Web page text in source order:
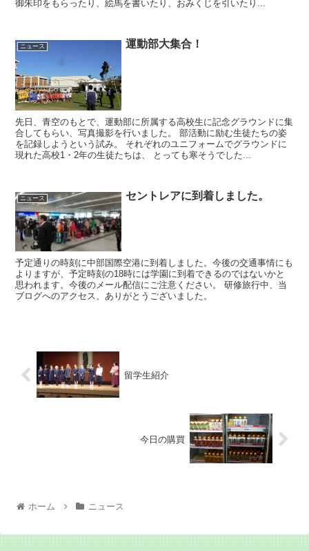
御朱印をもらったり、絵馬を書いたり、おみくじを引いたり...
ニュース 運動部大集合！
先日、青空のもとで、運動部に所属する高校生に記念グラウンドに集
合してもらい、写真撮影を行いました。 部活動に励む生徒たちの姿
を記録しようという試み。 それぞれのユニフォームでグラウンドに
現れた高校1・2年の生徒たちは、 とっても寒そうでした...
ニュース セントレアに到着しました。
予定通りの時刻に中部国際空港に到着しました。今後の交通事情にも
よりますが、予定時刻の18時には学園に到着できるのではないかと
思われます。今後のメール配信にご注意ください。 研修旅行中、当
ブログへのアクセス、ありがとうございました。
留学生紹介
今日の購買
ホーム ニュース